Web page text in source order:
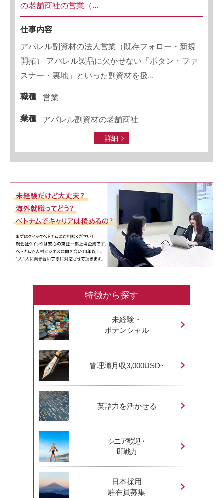
の老舗商社の営業（...
仕事内容
アパレル副資材の法人営業（既存フォロー・新規
開拓） アパレル製品に欠かせない「ボタン・ファ
スナー・裏地」といった副資材を扱...
職種 営業
業種 アパレル副資材の老舗商社
詳細
特徴から探す
未経験・
ポテンシャル
管理職月収3,000USD~
英語力を活かせる
シニア歓迎・
即戦力
日本採用
駐在員募集